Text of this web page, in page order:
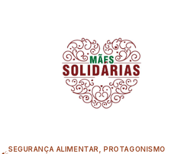
SEGURANÇA ALIMENTAR, PROTAGONISMO